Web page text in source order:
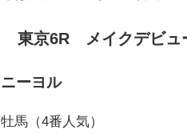
東京6R メイクデビュ
ニーヨル
牡馬（4番人気）